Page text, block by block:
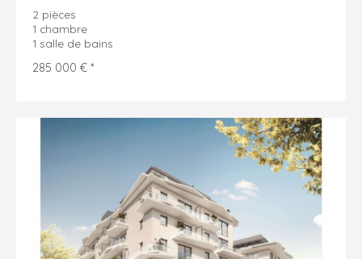
2 pièces
1 chambre
1 salle de bains
285 000 € *